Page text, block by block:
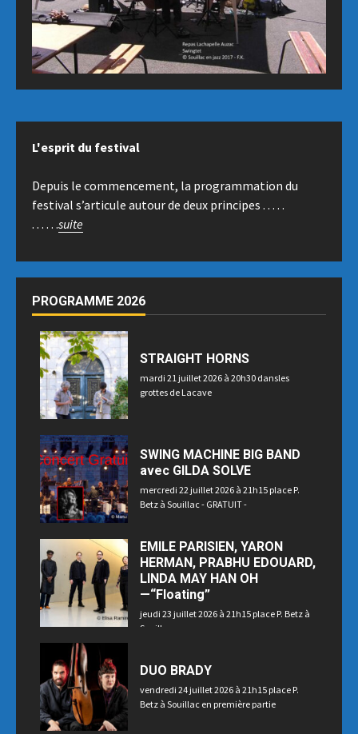
L'esprit du festival
Depuis le commencement, la programmation du
festival s’articule autour de deux principes . . . . .
. . . . . .suite
PROGRAMME 2026
STRAIGHT HORNS
mardi 21 juillet 2026 à 20h30 dansles
grottes de Lacave
SWING MACHINE BIG BAND
avec GILDA SOLVE
mercredi 22 juillet 2026 à 21h15 place P.
Betz à Souillac - GRATUIT -
EMILE PARISIEN, YARON
HERMAN, PRABHU EDOUARD,
LINDA MAY HAN OH
—“Floating”
jeudi 23 juillet 2026 à 21h15 place P. Betz à
Souillac
DUO BRADY
vendredi 24 juillet 2026 à 21h15 place P.
Betz à Souillac en première partie